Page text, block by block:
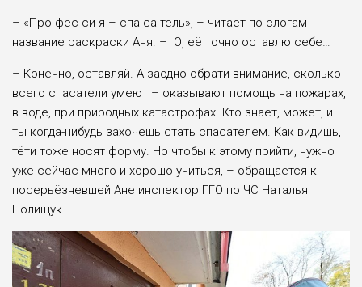
­– «Про-фес-си-я – спа-са-тель», – читает по слогам
название раскраски Аня. ­– О, её точно оставлю себе…
– Конечно, оставляй. А заодно обрати внимание, сколько
всего спасатели умеют ­– оказывают помощь на пожарах,
в воде, при природных катастрофах. Кто знает, может, и
ты когда-нибудь захочешь стать спасателем. Как видишь,
тёти тоже носят форму. Но чтобы к этому прийти, нужно
уже сейчас много и хорошо учиться, – обращается к
посерьёзневшей Ане инспектор ГГО по ЧС Наталья
Полищук.